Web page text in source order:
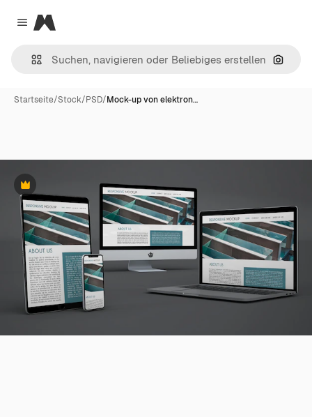
Close menu
Magnific
Nach
Startseite/Stock/PSD/Mock-up von elektron…
Premium